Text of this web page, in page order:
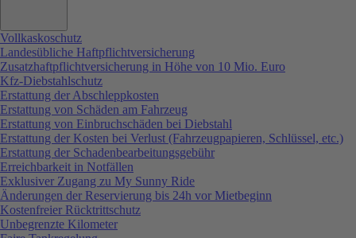
Vollkaskoschutz
Landesübliche Haftpflichtversicherung
Zusatzhaftpflichtversicherung in Höhe von 10 Mio. Euro
Kfz-Diebstahlschutz
Erstattung der Abschleppkosten
Erstattung von Schäden am Fahrzeug
Erstattung von Einbruchschäden bei Diebstahl
Erstattung der Kosten bei Verlust (Fahrzeugpapieren, Schlüssel, etc.)
Erstattung der Schadenbearbeitungsgebühr
Erreichbarkeit in Notfällen
Exklusiver Zugang zu My Sunny Ride
Änderungen der Reservierung bis 24h vor Mietbeginn
Kostenfreier Rücktrittschutz
Unbegrenzte Kilometer